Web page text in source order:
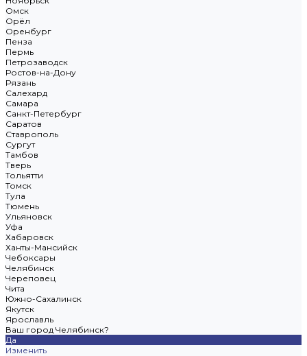
Омск
Орёл
Оренбург
Пенза
Пермь
Петрозаводск
Ростов-на-Дону
Рязань
Салехард
Самара
Санкт-Петербург
Саратов
Ставрополь
Сургут
Тамбов
Тверь
Тольятти
Томск
Тула
Тюмень
Ульяновск
Уфа
Хабаровск
Ханты-Мансийск
Чебоксары
Челябинск
Череповец
Чита
Южно-Сахалинск
Якутск
Ярославль
Ваш город Челябинск?
Да
Изменить